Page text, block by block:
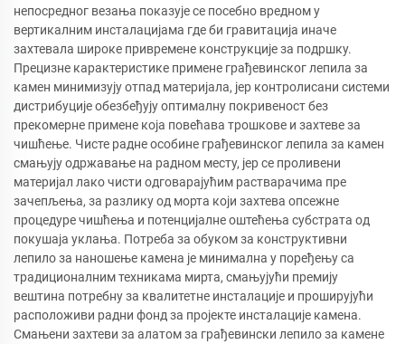
непосредног везања показује се посебно вредном у
вертикалним инсталацијама где би гравитација иначе
захтевала широке привремене конструкције за подршку.
Прецизне карактеристике примене грађевинског лепила за
камен минимизују отпад материјала, јер контролисани системи
дистрибуције обезбеђују оптималну покривеност без
прекомерне примене која повећава трошкове и захтеве за
чишћење. Чисте радне особине грађевинског лепила за камен
смањују одржавање на радном месту, јер се проливени
материјал лако чисти одговарајућим растварачима пре
зачепљења, за разлику од морта који захтева опсежне
процедуре чишћења и потенцијалне оштећења субстрата од
покушаја уклања. Потреба за обуком за конструктивни
лепило за наношење камена је минимална у поређењу са
традиционалним техникама мирта, смањујући премију
вештина потребну за квалитетне инсталације и проширујући
расположиви радни фонд за пројекте инсталације камена.
Смањени захтеви за алатом за грађевински лепило за камене